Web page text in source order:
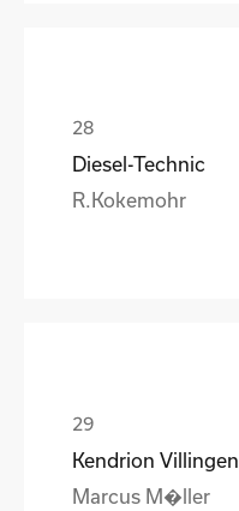
Diesel-Technic
R.Kokemohr
Kendrion Villingen
Marcus M�ller